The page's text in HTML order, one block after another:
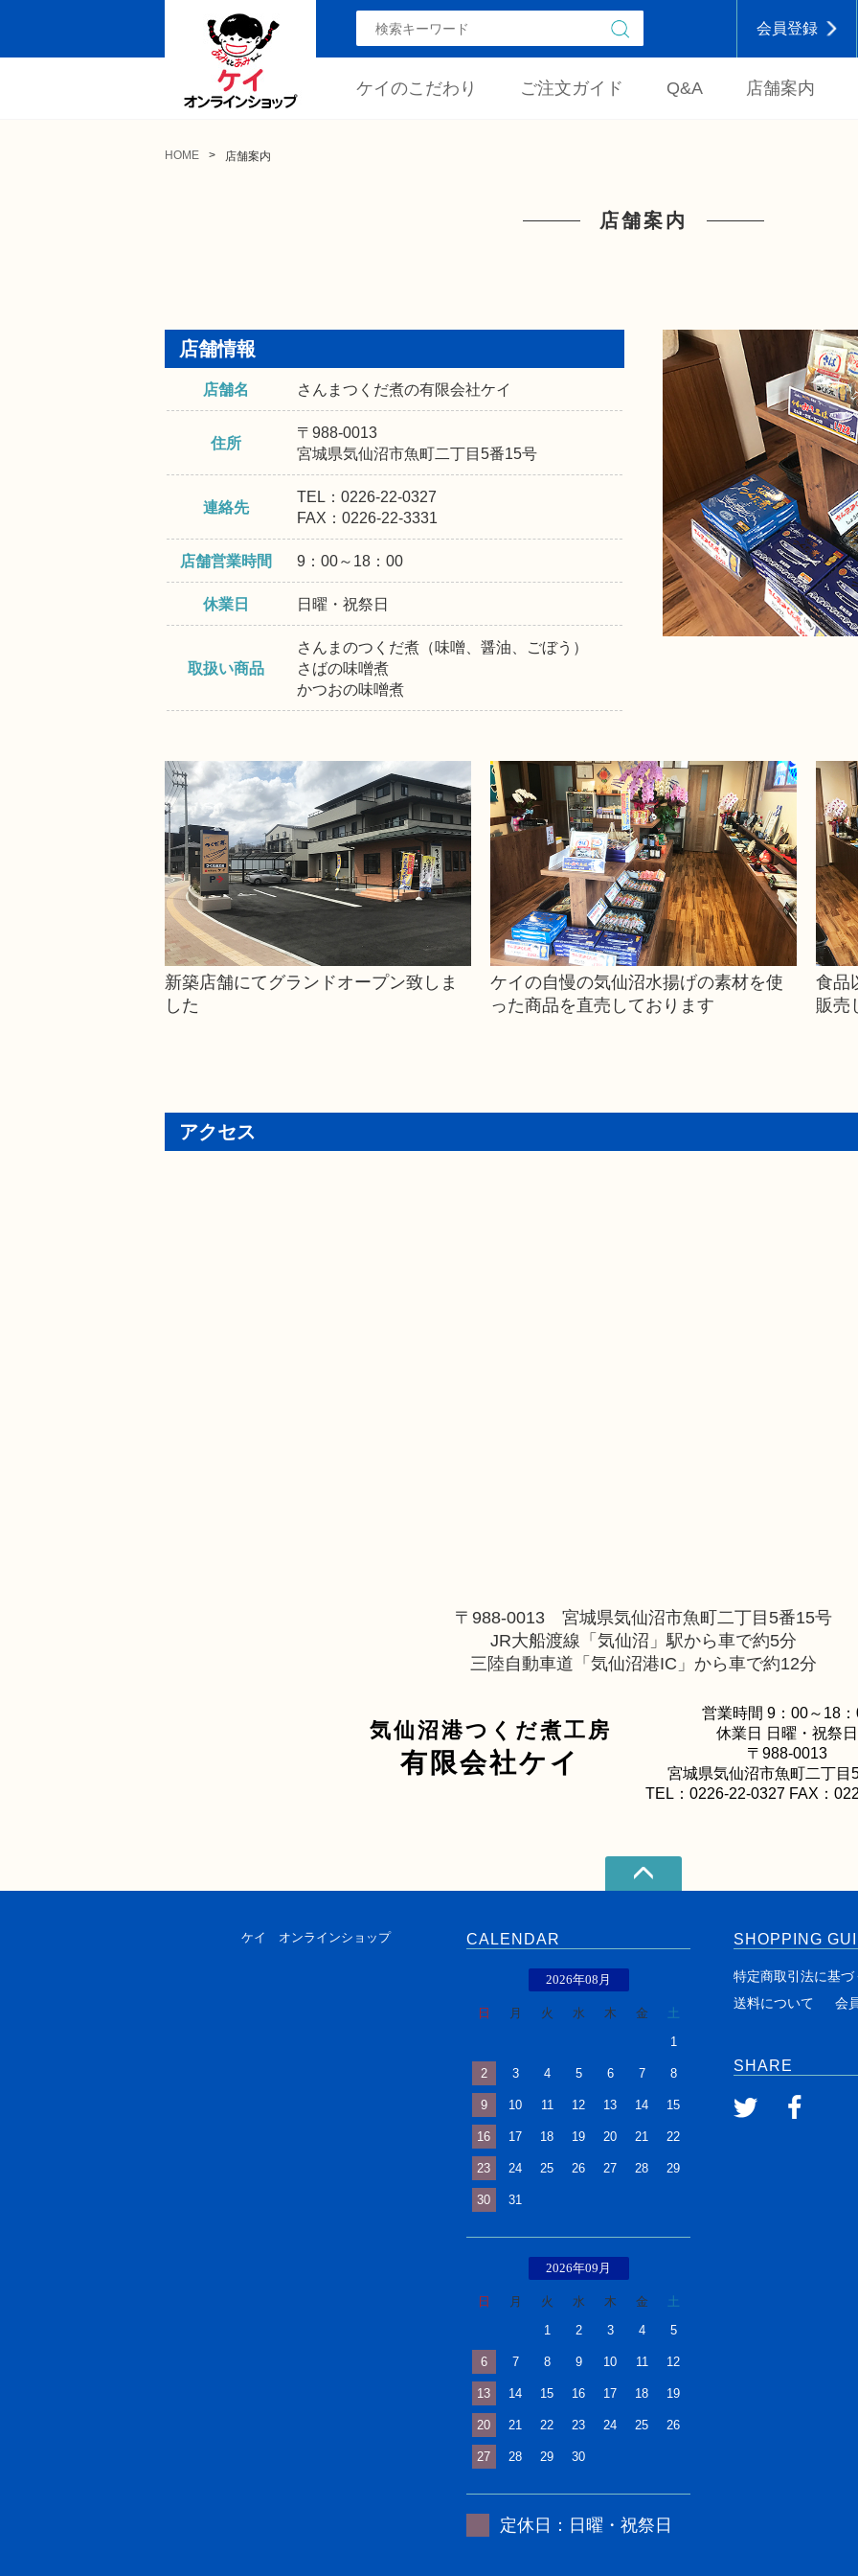
会員登録
ケイのこだわり ご注文ガイド Q&A 店舗案内
HOME 店舗案内
店舗案内
店舗情報
店舗名 さんまつくだ煮の有限会社ケイ
住所
〒988-0013
宮城県気仙沼市魚町二丁目5番15号
連絡先
TEL：0226-22-0327
FAX：0226-22-3331
店舗営業時間 9：00～18：00
休業日 日曜・祝祭日
取扱い商品
さんまのつくだ煮（味噌、醤油、ごぼう）
さばの味噌煮
かつおの味噌煮
新築店舗にてグランドオープン致しま
した
ケイの自慢の気仙沼水揚げの素材を使
った商品を直売しております
食品
販売
アクセス
〒988-0013 宮城県気仙沼市魚町二丁目5番15号
JR大船渡線「気仙沼」駅から車で約5分
三陸自動車道「気仙沼港IC」から車で約12分
気仙沼港つくだ煮工房
有限会社ケイ
営業時間 9：00～18
休業日 日曜・祝祭日
〒988-0013
宮城県気仙沼市魚町二丁目
TEL：0226-22-0327 FAX：
ケイ オンラインショップ CALENDAR
2026年08月
日 月 火 水 木 金
1
2 3 4 5 6 7 8
9 10 11 12 13 14 15
16 17 18 19 20 21 22
23 24 25 26 27 28 29
30 31
2026年09月
日 月 火 水 木 金
1
2 3 4 5
6 7 8 9 10 11 12
13 14 15 16 17 18 19
20 21 22 23 24 25 26
27 28 29 30
定休日：日曜・祝祭日
SHOPPING
特定商取引法に基づ
送料について
会
SHARE